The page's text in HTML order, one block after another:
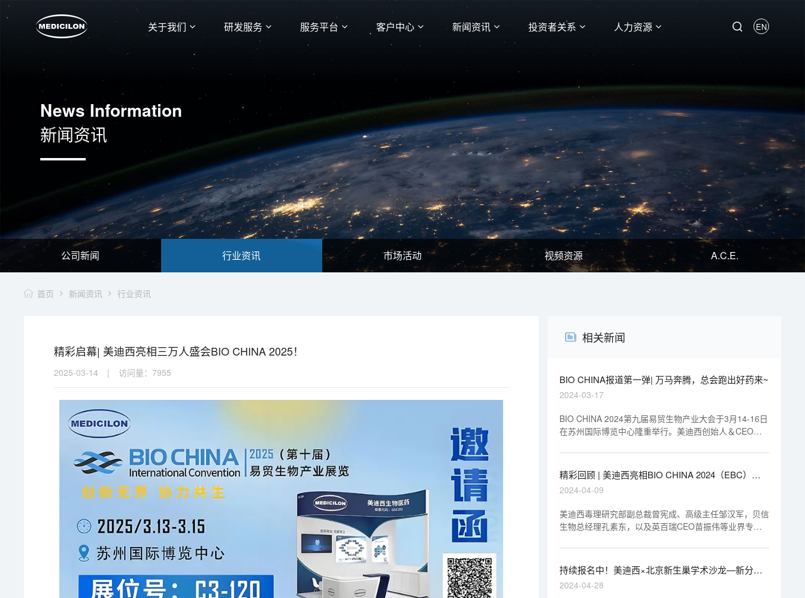
关于我们 研发服务 服务平台 客户中心 新闻资讯 投资者关系 人力资源 EN
News Information
新闻资讯
公司新闻 行业资讯 市场活动 视频资源 A.C.E.
首页 新闻资讯 行业资讯
精彩启幕| 美迪西亮相三万人盛会BIO CHINA 2025！
2025-03-14 | 访问量：7955
相关新闻
BIO CHINA报道第一弹| 万马奔腾，总会跑出好药来~
2024-03-17
BIO CHINA 2024第九届易贸生物产业大会于3月14-16日
在苏州国际博览中心隆重举行。美迪西创始人＆CEO陈
CRO服务链延伸的挑战。
精彩回顾 | 美迪西亮相BIO CHINA 2024（EBC），
分享新分子类型药物临床前关键技术要点
2024-04-09
美迪西毒理研究部副总裁曾宪成、高级主任邹汉军，贝信
生物总经理孔素东，以及英百瑞CEO苗振伟等业界专
彩的主旨报告，深入剖析了新分子类型药物在临床前研究
中所面临的技术挑战与突破，并分享了最新的研究成果和
实践经验，为推动药物的创新发展提供了宝贵的思路。
持续报名中！美迪西×北京新生巢学术沙龙—新分子
药物研发趋势与科研转化之路
2024-04-28